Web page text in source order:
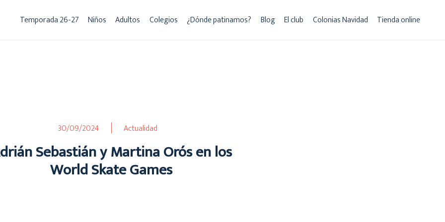
Temporada 26-27 Niños Adultos Colegios ¿Dónde patinamos? Blog El club Colonias Navidad Tienda online
30/09/2024 Actualidad
Sebastián y Martina Orós en los
World Skate Games